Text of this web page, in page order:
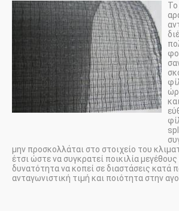
Το
μην προσκολλάται στο στοιχείο του
έτσι ώστε να συγκρατεί ποικιλία
δυνατότητα να κοπεί σε διαστάσεις κατά
ανταγωνιστική τιμή και ποιότητα στην